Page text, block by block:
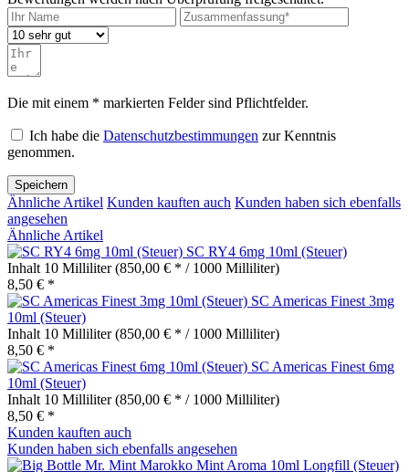
Die mit einem * markierten Felder sind Pflichtfelder.
Ich habe die Datenschutzbestimmungen zur Kenntnis
genommen.
Speichern
Ähnliche Artikel Kunden kauften auch Kunden haben sich ebenfalls
angesehen
Ähnliche Artikel
SC RY4 6mg 10ml (Steuer)
Inhalt 10 Milliliter(850,00 € * / 1000 Milliliter)
8,50 € *
SC Americas Finest 3mg
10ml (Steuer)
Inhalt 10 Milliliter(850,00 € * / 1000 Milliliter)
8,50 € *
SC Americas Finest 6mg
10ml (Steuer)
Inhalt 10 Milliliter(850,00 € * / 1000 Milliliter)
8,50 € *
Kunden kauften auch
Kunden haben sich ebenfalls angesehen